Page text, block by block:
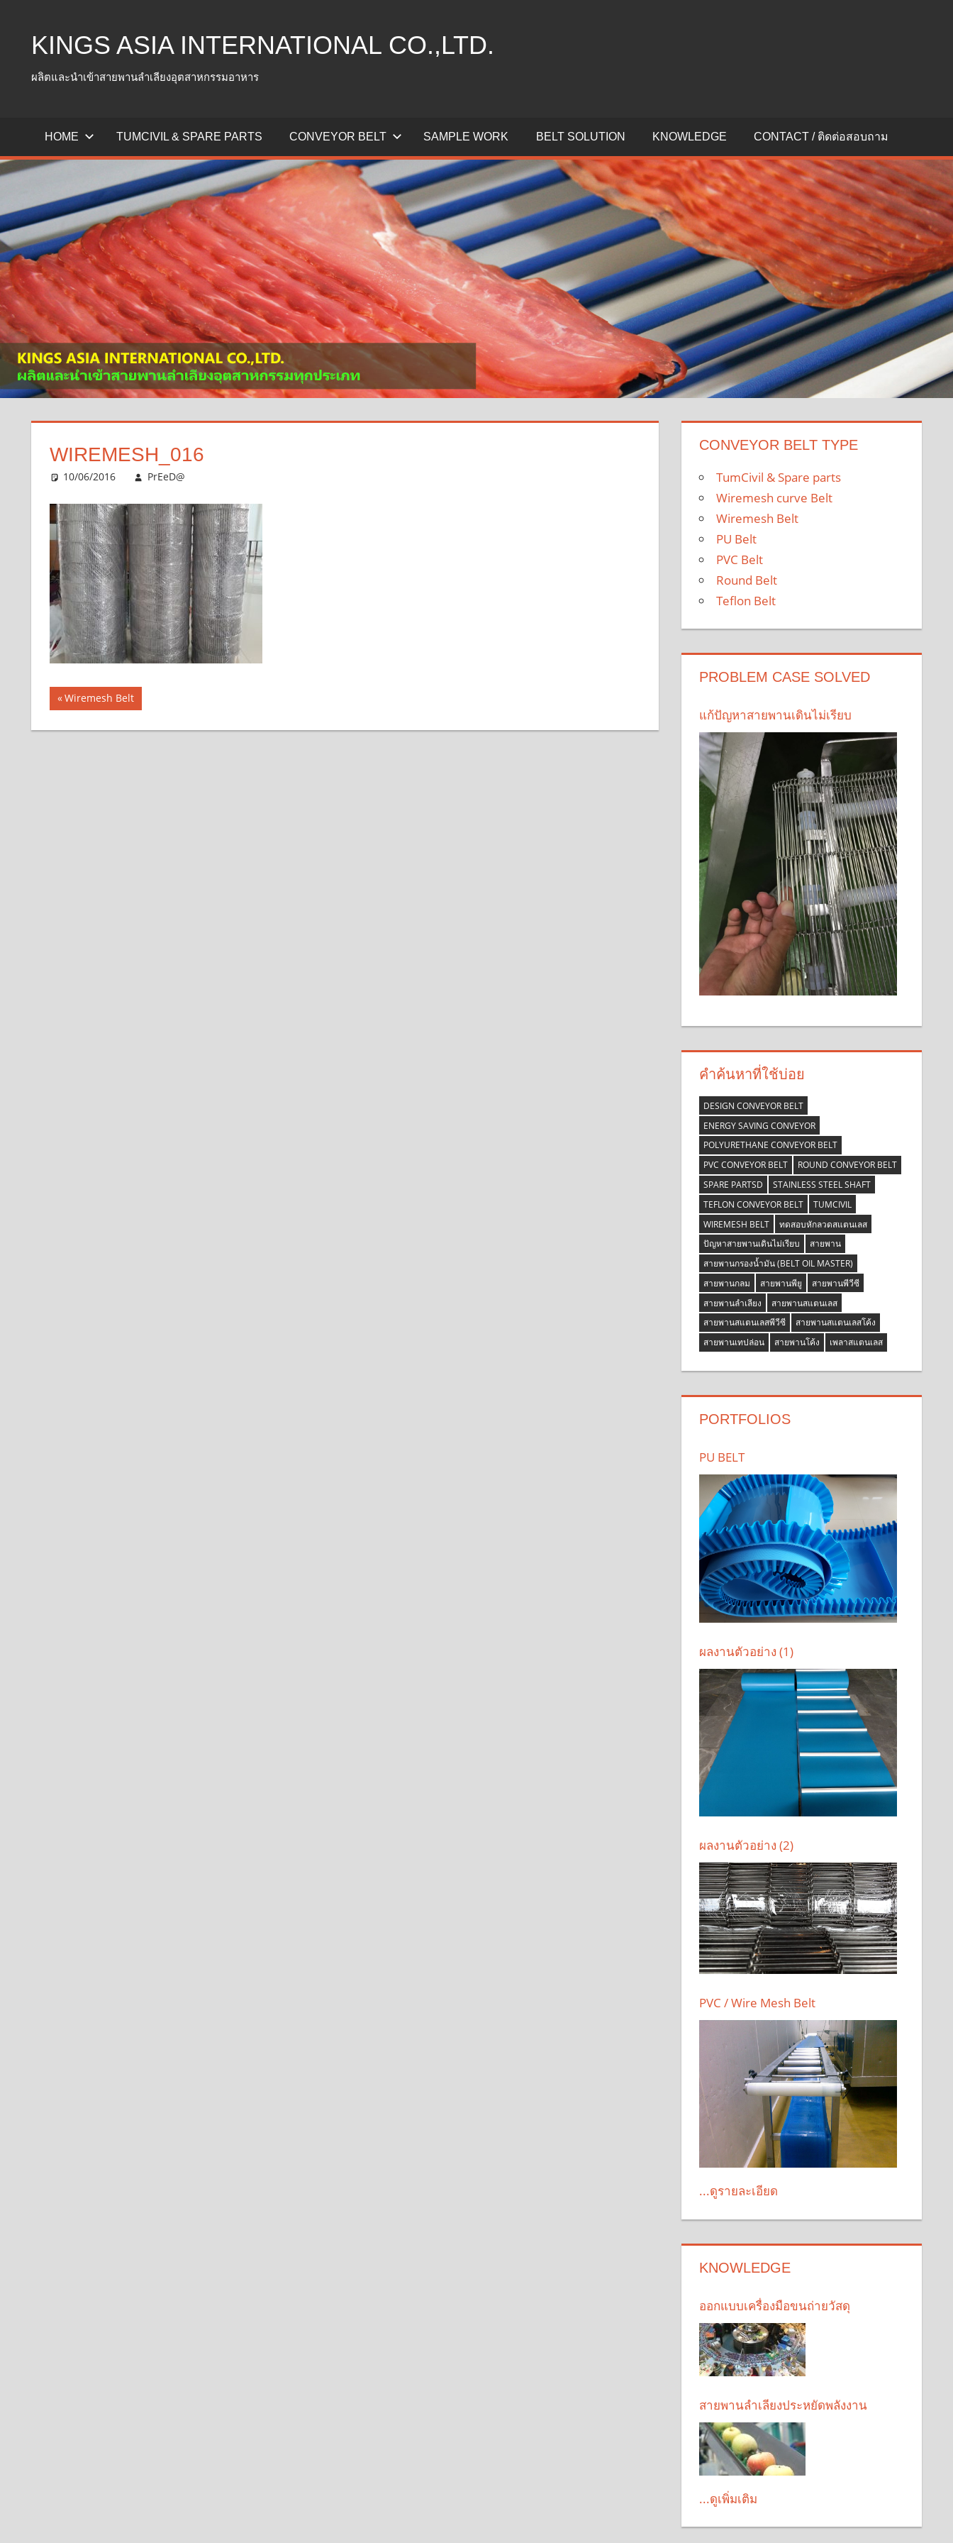
contentKINGS ASIA INTERNATIONAL CO.,LTD.
ผลิตและนำเข้าสายพานลำเลียงอุตสาหกรรมอาหาร
HOME TUMCIVIL & SPARE PARTS CONVEYOR BELT SAMPLE WORK BELT SOLUTION KNOWLEDGE CONTACT / ติดต่อสอบถาม
WIREMESH_016
10/06/2016 PrEeD@
แนะแนว
เรื่อง
Previous
Post:
Wiremesh Belt
CONVEYOR BELT TYPE
TumCivil & Spare parts
Wiremesh curve Belt
Wiremesh Belt
PU Belt
PVC Belt
Round Belt
Teflon Belt
PROBLEM CASE SOLVED
แก้ปัญหาสายพานเดินไม่เรียบ
คำค้นหาที่ใช้บ่อย
DESIGN CONVEYOR BELT
ENERGY SAVING CONVEYOR
POLYURETHANE CONVEYOR BELT
PVC CONVEYOR BELT
ROUND CONVEYOR BELT
SPARE PARTSD
STAINLESS STEEL SHAFT
TEFLON CONVEYOR BELT
TUMCIVIL
WIREMESH BELT
ทดสอบหักลวดสแตนเลส
ปัญหาสายพานเดินไม่เรียบ
สายพาน
สายพานกรองน้ำมัน (BELT OIL MASTER)
สายพานกลม
สายพานพียู
สายพานพีวีซี
สายพานลำเลียง
สายพานสแตนเลส
สายพานสแตนเลสพีวีซี
สายพานสแตนเลสโค้ง
สายพานเทปล่อน
สายพานโค้ง เพลาสแตนเลส
PORTFOLIOS
PU BELT
ผลงานตัวอย่าง (1)
ผลงานตัวอย่าง (2)
PVC / Wire Mesh Belt
...ดูรายละเอียด
KNOWLEDGE
ออกแบบเครื่องมือขนถ่ายวัสดุ
สายพานลำเลียงประหยัดพลังงาน
...ดูเพิ่มเติม